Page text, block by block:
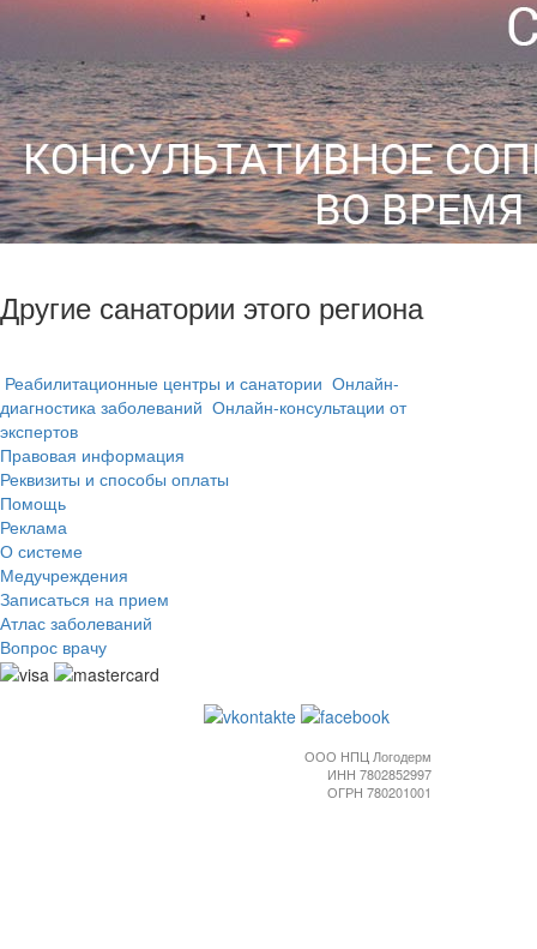
Другие санатории этого региона
Реабилитационные центры и санатории Онлайн-
диагностика заболеваний Онлайн-консультации от
экспертов
Правовая информация
Реквизиты и способы оплаты
Помощь
Реклама
О системе
Медучреждения
Записаться на прием
Атлас заболеваний
Вопрос врачу
ООО НПЦ Логодерм
ИНН 7802852997
ОГРН 780201001